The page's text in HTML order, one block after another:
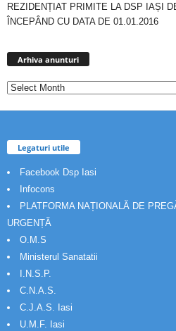
REZIDENȚIAT PRIMITE LA DSP IAȘI
ÎNCEPÂND CU DATA DE 01.01.2016
Arhiva anunturi
Legaturi utile
Facebook Dsp Iasi
Infocons
PLATFORMA NAȚIONALĂ DE
URGENȚĂ
O.M.S
Ministerul Sanatatii
I.N.S.P.
C.N.A.S.
C.J.A.S. Iasi
U.M.F. Iasi